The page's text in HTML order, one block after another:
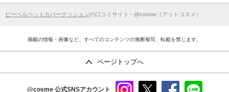
ビーベルベットカバークッションの口コミサイト - @cosme（アットコスメ）
掲載の情報・画像など、すべてのコンテンツの無断複写、転載を禁じます。
ページトップへ
@cosme 公式SNSアカウント